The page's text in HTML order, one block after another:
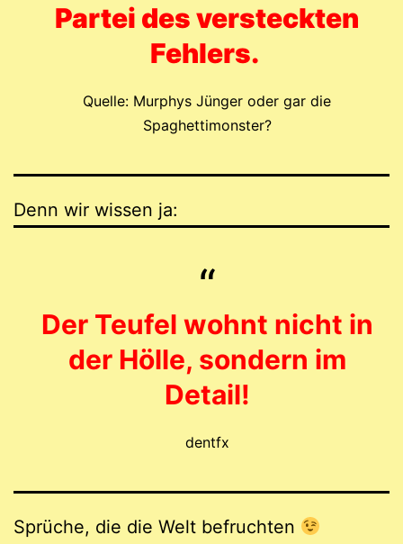
Partei des versteckten
Fehlers.
Quelle: Murphys Jünger oder gar die
Spaghettimonster?
Denn wir wissen ja:
Der Teufel wohnt nicht in
der Hölle, sondern im
Detail!
dentfx
Sprüche, die die Welt befruchten